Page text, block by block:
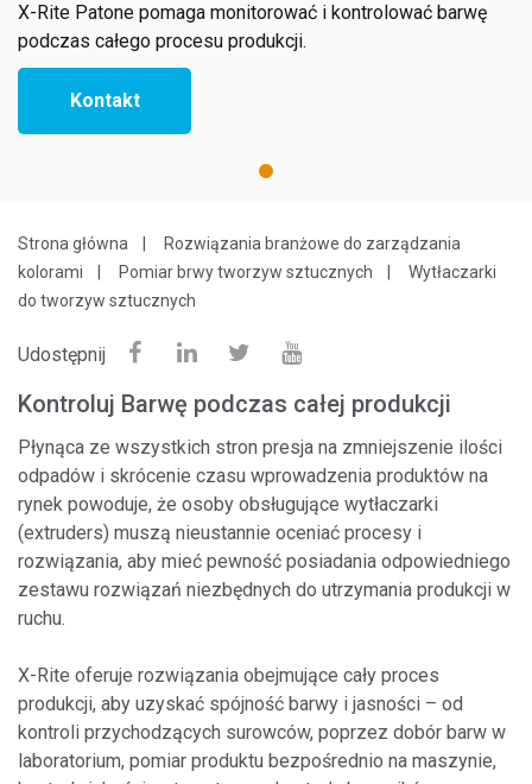
X-Rite Patone pomaga monitorować i kontrolować barwę
podczas całego procesu produkcji.
Kontakt
1
Strona główna
Rozwiązania branżowe do zarządzania
kolorami
Pomiar brwy tworzyw sztucznych
Wytłaczarki
do tworzyw sztucznych
Udostępnij
Kontroluj Barwę podczas całej produkcji
Płynąca ze wszystkich stron presja na zmniejszenie ilości
odpadów i skrócenie czasu wprowadzenia produktów na
rynek powoduje, że osoby obsługujące wytłaczarki
(extruders) muszą nieustannie oceniać procesy i
rozwiązania, aby mieć pewność posiadania odpowiedniego
zestawu rozwiązań niezbędnych do utrzymania produkcji w
ruchu.
X-Rite oferuje rozwiązania obejmujące cały proces
produkcji, aby uzyskać spójność barwy i jasności – od
kontroli przychodzących surowców, poprzez dobór barw w
laboratorium, pomiar produktu bezpośrednio na maszynie,